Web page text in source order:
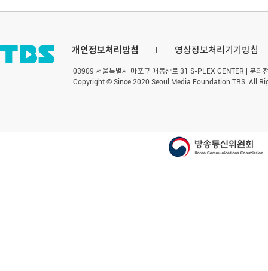
개인정보처리방침 l 영상정보처리기기방침
03909 서울특별시 마포구 매봉산로 31 S-PLEX CENTER | 문
Copyright © Since 2020 Seoul Media Foundation TBS. All